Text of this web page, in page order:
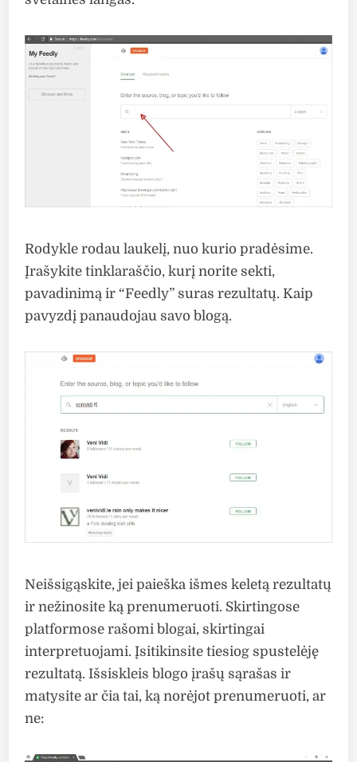
Rodykle rodau laukelį, nuo kurio pradėsime.
Įrašykite tinklaraščio, kurį norite sekti,
pavadinimą ir “Feedly” suras rezultatų. Kaip
pavyzdį panaudojau savo blogą.
Neišsigąskite, jei paieška išmes keletą rezultatų
ir nežinosite ką prenumeruoti. Skirtingose
platformose rašomi blogai, skirtingai
interpretuojami. Įsitikinsite tiesiog spustelėję
rezultatą. Išsiskleis blogo įrašų sąrašas ir
matysite ar čia tai, ką norėjot prenumeruoti, ar
ne: